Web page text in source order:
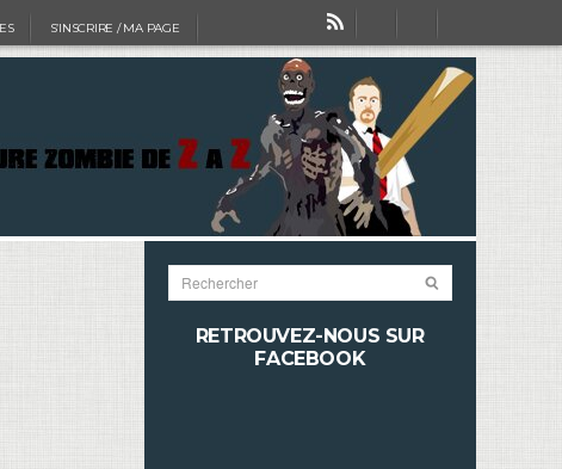
S’INSCRIRE / MA PAGE
RETROUVEZ-NOUS SUR
FACEBOOK